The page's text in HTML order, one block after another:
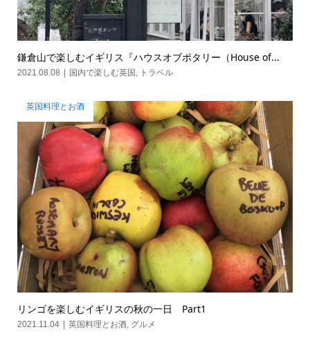
鎌倉山で楽しむイギリス『ハウスオブポタリー（House of...
2021.08.08 国内で楽しむ英国 , トラベル
英国料理とお酒
リンゴを楽しむイギリスの秋の一日 Part1
2021.11.04 英国料理とお酒, グルメ